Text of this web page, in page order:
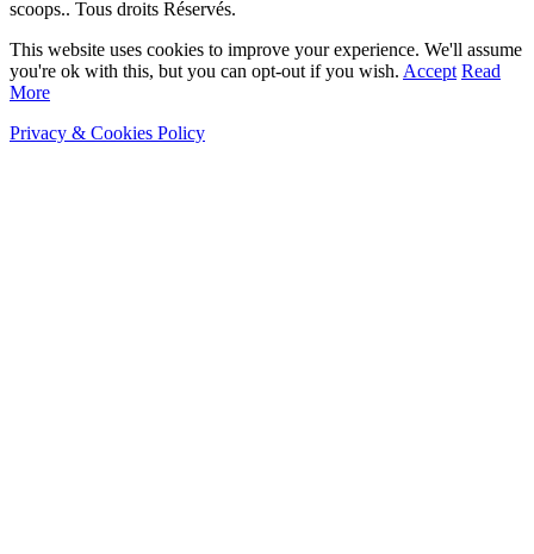
scoops.. Tous droits Réservés.
This website uses cookies to improve your experience. We'll assume
you're ok with this, but you can opt-out if you wish. Accept Read
More
Privacy & Cookies Policy